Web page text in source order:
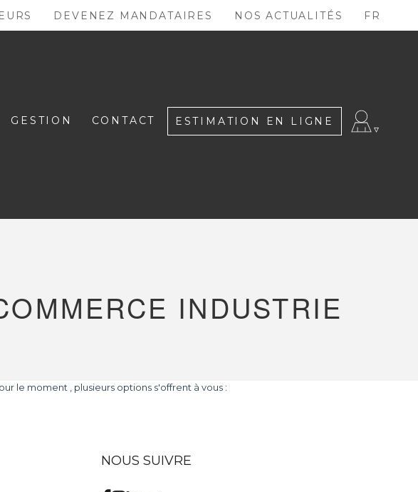
DEVENEZ MANDATAIRES NOS ACTUALITÉS FR
GESTION CONTACT ESTIMATION EN LIGNE
INDUSTRIE
le moment , plusieurs options s'offrent à vous :
NOUS SUIVRE